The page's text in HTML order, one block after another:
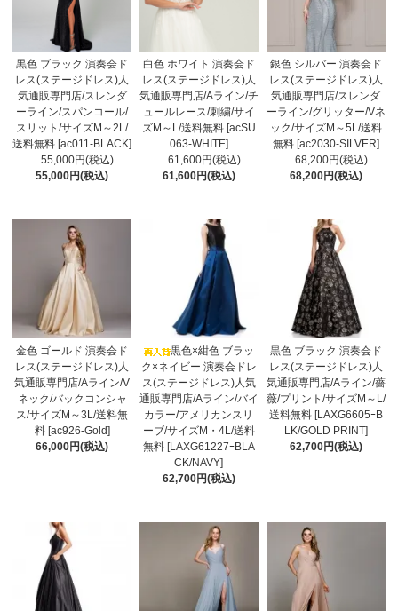
黒色 ブラック 演奏会ド
レス(ステージドレス)人
気通販専門店/スレンダ
ーライン/スパンコール/
スリット/サイズM～2L/
送料無料 [ac011-BLACK]
55,000円(税込)
55,000円(税込)
白色 ホワイト 演奏会ド
レス(ステージドレス)人
気通販専門店/Aライン/チ
ュールレース/刺繍/サイ
ズM～L/送料無料 [acSU
063-WHITE]
61,600円(税込)
61,600円(税込)
銀色 シルバー 演奏会ド
レス(ステージドレス)人
気通販専門店/スレンダ
ーライン/グリッター/Vネ
ック/サイズM～5L/送料
無料 [ac2030-SILVER]
68,200円(税込)
68,200円(税込)
金色 ゴールド 演奏会ド
レス(ステージドレス)人
気通販専門店/Aライン/V
ネック/バックコンシャ
ス/サイズM～3L/送料無
料 [ac926-Gold]
66,000円(税込)
黒色×紺色 ブラッ
ク×ネイビー 演奏会ドレ
ス(ステージドレス)人気
通販専門店/Aライン/バイ
カラー/アメリカンスリ
ーブ/サイズM・4L/送料
無料 [LAXG61227ｰBLA
CK/NAVY]
62,700円(税込)
黒色 ブラック 演奏会ド
レス(ステージドレス)人
気通販専門店/Aライン/薔
薇/プリント/サイズM～L/
送料無料 [LAXG6605ｰB
LK/GOLD PRINT]
62,700円(税込)